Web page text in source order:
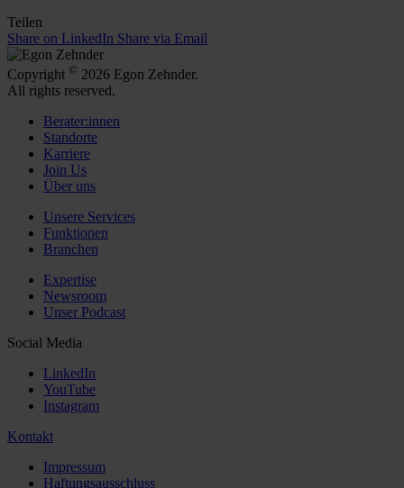
Teilen
Share on LinkedIn Share via Email
Copyright © 2026 Egon Zehnder.
All rights reserved.
Berater:innen
Standorte
Karriere
Join Us
Über uns
Unsere Services
Funktionen
Branchen
Expertise
Newsroom
Unser Podcast
Social Media
LinkedIn
YouTube
Instagram
Kontakt
Impressum
Haftungsausschluss